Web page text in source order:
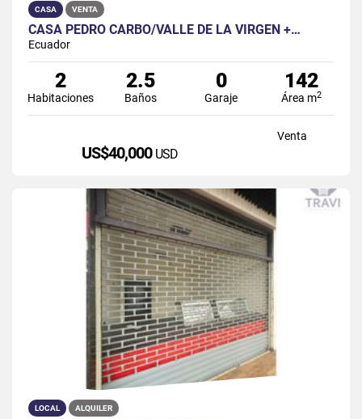
CASA VENTA
CASA PEDRO CARBO/VALLE DE LA VIRGEN +…
Ecuador
2
Habitaciones
2.5
Baños
0
Garaje
142
Área m2
Venta
US$40,000 USD
LOCAL ALQUILER